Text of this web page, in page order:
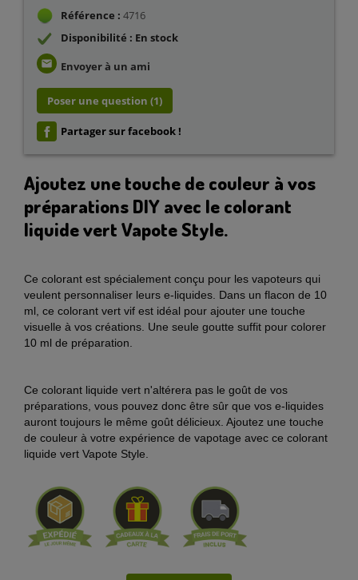
Référence : 4716
Disponibilité : En stock
email Envoyer à un ami
Poser une question (1)
Partager sur facebook !
Ajoutez une touche de couleur à vos
préparations DIY avec le colorant
liquide vert Vapote Style.
Ce colorant est spécialement conçu pour les vapoteurs qui
veulent personnaliser leurs e-liquides. Dans un flacon de 10
ml, ce colorant vert vif est idéal pour ajouter une touche
visuelle à vos créations. Une seule goutte suffit pour colorer
10 ml de préparation.
Ce colorant liquide vert n'altérera pas le goût de vos
préparations, vous pouvez donc être sûr que vos e-liquides
auront toujours le même goût délicieux. Ajoutez une touche
de couleur à votre expérience de vapotage avec ce colorant
liquide vert Vapote Style.